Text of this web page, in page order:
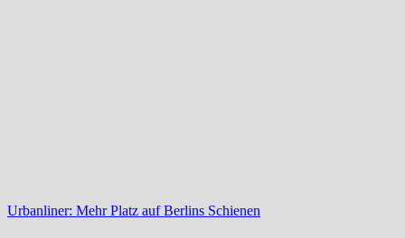
Urbanliner: Mehr Platz auf Berlins Schienen